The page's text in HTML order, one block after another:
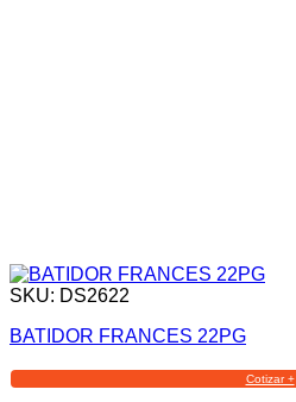
SKU: DS2622
BATIDOR FRANCES 22PG
Cotizar +